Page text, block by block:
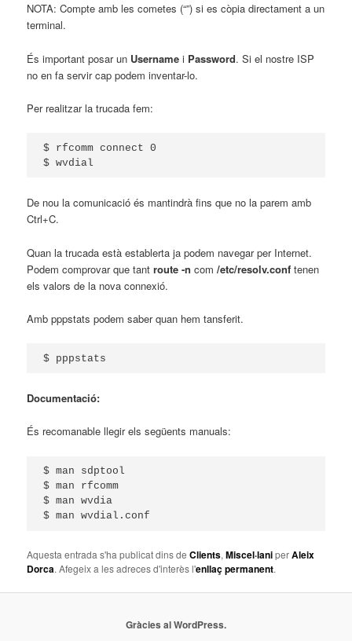
NOTA: Compte amb les cometes (“”) si es còpia directament a un
terminal.
És important posar un Username i Password. Si el nostre ISP
no en fa servir cap podem inventar-lo.
Per realitzar la trucada fem:
$ rfcomm connect 0
$ wvdial
De nou la comunicació és mantindrà fins que no la parem amb
Ctrl+C.
Quan la trucada està establerta ja podem navegar per Internet.
Podem comprovar que tantroute -n com/etc/resolv.conf tenen
els valors de la nova connexió.
Amb pppstats podem saber quan hem tansferit.
$ pppstats
Documentació:
És recomanable llegir els següents manuals:
$ man sdptool
$ man rfcomm
$ man wvdia
$ man wvdial.conf
Aquesta entrada s'ha publicat dins deClients,Miscel·laniperAleix
Dorca. Afegeix a les adreces d'interès l'enllaç permanent.
Gràcies al WordPress.